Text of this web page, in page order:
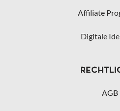
Affiliate
Digitale
AGB